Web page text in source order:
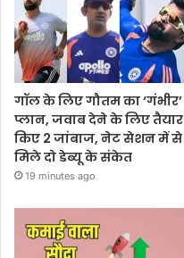
गॉल के लिए गौतम का ‘गंभीर’
प्लान, जवाब देने के लिए तैयार
किए 2 जांबाज, नेट सेशन में से
मिले दो डेब्यू के संकेत
19 minutes ago